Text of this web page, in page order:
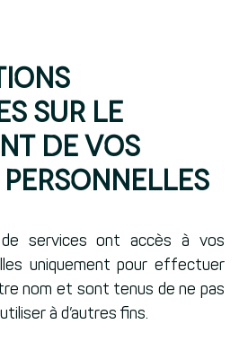
sur le
de vos
personnelles
de services ont accès à vos
uniquement pour effectuer
nom et sont tenus de ne pas
à d’autres fins.